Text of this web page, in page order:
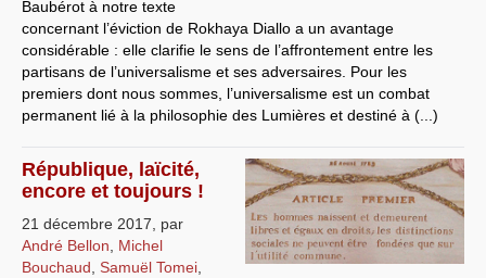
Nouvelles de l’antirépublique
Crises "Covid-19 & H1N1"
Guerre en Ukraine
Baubérot à notre texte
concernant l’éviction de Rokhaya Diallo a un avantage
considérable : elle clarifie le sens de l’affrontement entre les
partisans de l’universalisme et ses adversaires. Pour les
premiers dont nous sommes, l’universalisme est un combat
permanent lié à la philosophie des Lumières et destiné à (...)
République, laïcité,
encore et toujours !
21 décembre 2017
par
André Bellon
Michel
Bouchaud Samuël Tomei